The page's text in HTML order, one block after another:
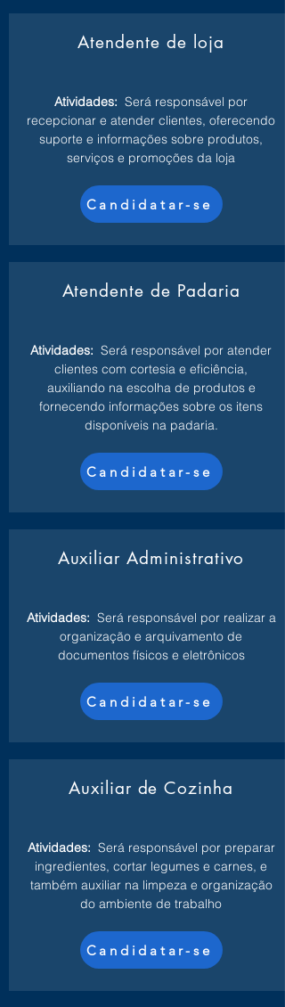
Atendente de loja
Atividades: Será responsável por
recepcionar e atender clientes, oferecendo
suporte e informações sobre produtos,
serviços e promoções da loja
Candidatar-se
Atendente de Padaria
Atividades: Será responsável por atender
clientes com cortesia e eficiência,
auxiliando na escolha de produtos e
fornecendo informações sobre os itens
disponíveis na padaria.
Candidatar-se
Auxiliar Administrativo
Atividades: Será responsável por realizar a
organização e arquivamento de
documentos físicos e eletrônicos
Candidatar-se
Auxiliar de Cozinha
Atividades: Será responsável por preparar
ingredientes, cortar legumes e carnes, e
também auxiliar na limpeza e organização
do ambiente de trabalho
Candidatar-se